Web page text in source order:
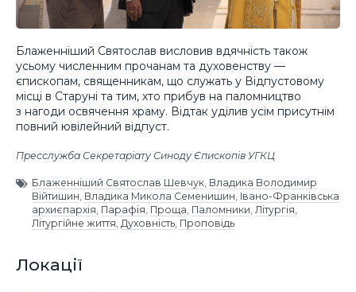
Блаженніший Святослав висловив вдячність також
усьому численним прочанам та духовенству —
єпископам, священникам, що служать у Відпустовому
місці в Старуні та тим, хто прибув на паломництво
з нагоди освячення храму. Відтак уділив усім присутнім
повний ювілейний відпуст.
Пресслужба Секретаріату Синоду Єпископів УГКЦ
Блаженніший Святослав Шевчук Владика Володимир
Війтишин Владика Микола Семенишин Івано-Франківська
архиєпархія Парафія Проща Паломники Літургія
Літургійне життя Духовність Проповідь
Локації